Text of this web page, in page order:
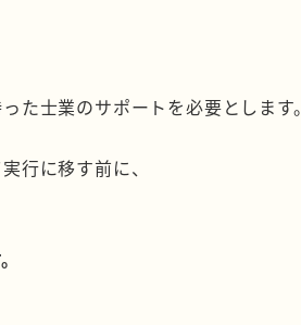
た士業のサポートを必要とします。
行に移す前に、